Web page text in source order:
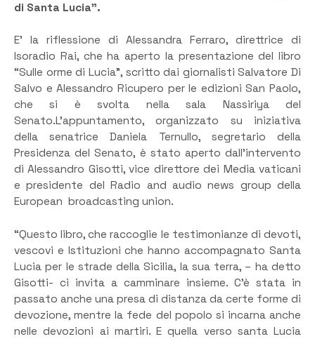
di Santa Lucia”.
E’ la riflessione di Alessandra Ferraro, direttrice di
Isoradio Rai, che ha aperto la presentazione del libro
“Sulle orme di Lucia”, scritto dai giornalisti Salvatore Di
Salvo e Alessandro Ricupero per le edizioni San Paolo,
che si è svolta nella sala Nassiriya del
Senato.L’appuntamento, organizzato su iniziativa
della senatrice Daniela Ternullo, segretario della
Presidenza del Senato, è stato aperto dall’intervento
di Alessandro Gisotti, vice direttore dei Media vaticani
e presidente del Radio and audio news group della
European broadcasting union.
“Questo libro, che raccoglie le testimonianze di devoti,
vescovi e Istituzioni che hanno accompagnato Santa
Lucia per le strade della Sicilia, la sua terra, – ha detto
Gisotti- ci invita a camminare insieme. C’è stata in
passato anche una presa di distanza da certe forme di
devozione, mentre la fede del popolo si incarna anche
nelle devozioni ai martiri. E quella verso santa Lucia